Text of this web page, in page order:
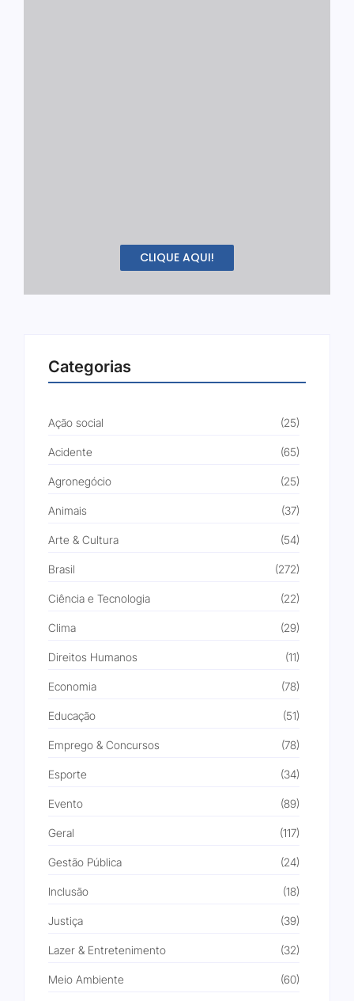
CLIQUE AQUI!
Categorias
Ação social (25)
Acidente (65)
Agronegócio (25)
Animais (37)
Arte & Cultura (54)
Brasil (272)
Ciência e Tecnologia (22)
Clima (29)
Direitos Humanos (11)
Economia (78)
Educação (51)
Emprego & Concursos (78)
Esporte (34)
Evento (89)
Geral (117)
Gestão Pública (24)
Inclusão (18)
Justiça (39)
Lazer & Entretenimento (32)
Meio Ambiente (60)